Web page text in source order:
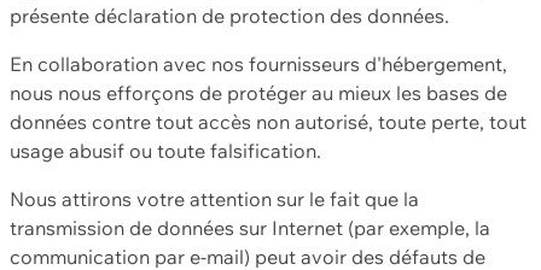
présente déclaration de protection des données.
En collaboration avec nos fournisseurs d'hébergement,
nous nous efforçons de protéger au mieux les bases de
données contre tout accès non autorisé, toute perte, tout
usage abusif ou toute falsification.
Nous attirons votre attention sur le fait que la
transmission de données sur Internet (par exemple, la
communication par e-mail) peut avoir des défauts de